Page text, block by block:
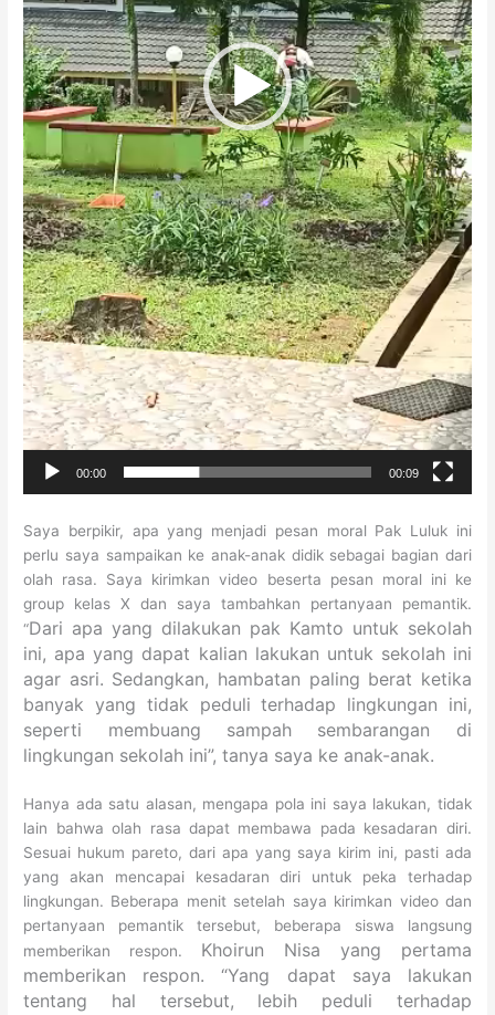
00:00 00:09
Saya berpikir, apa yang menjadi pesan moral Pak Luluk ini
perlu saya sampaikan ke anak-anak didik sebagai bagian dari
olah rasa. Saya kirimkan video beserta pesan moral ini ke
group kelas X dan saya tambahkan pertanyaan pemantik.
“Dari apa yang dilakukan pak Kamto untuk sekolah
ini, apa yang dapat kalian lakukan untuk sekolah ini
agar asri. Sedangkan, hambatan paling berat ketika
banyak yang tidak peduli terhadap lingkungan ini,
seperti membuang sampah sembarangan di
lingkungan sekolah ini”, tanya saya ke anak-anak.
Hanya ada satu alasan, mengapa pola ini saya lakukan, tidak
lain bahwa olah rasa dapat membawa pada kesadaran diri.
Sesuai hukum pareto, dari apa yang saya kirim ini, pasti ada
yang akan mencapai kesadaran diri untuk peka terhadap
lingkungan. Beberapa menit setelah saya kirimkan video dan
pertanyaan pemantik tersebut, beberapa siswa langsung
memberikan respon. Khoirun Nisa yang pertama
memberikan respon. “Yang dapat saya lakukan
tentang hal tersebut, lebih peduli terhadap